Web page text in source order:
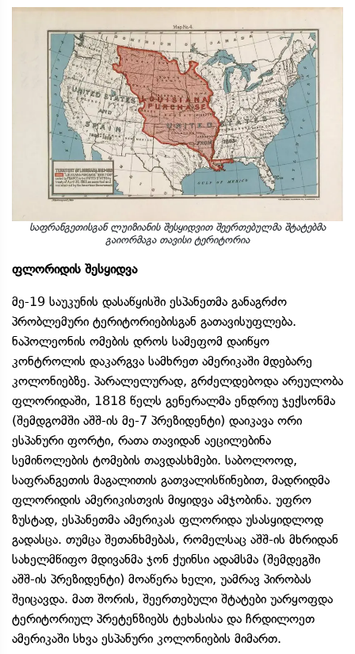
საფრანგეთისგან ლუიზიანის შესყიდვით შეერთებულმა შტატებმა
გაიორმაგა თავისი ტერიტორია
ფლორიდის შესყიდვა
მე-19 საუკუნის დასაწყისში ესპანეთმა განაგრძო
პრობლემური ტერიტორიებისგან გათავისუფლება.
ნაპოლეონის ომების დროს სამეფომ დაიწყო
კონტროლის დაკარგვა სამხრეთ ამერიკაში მდებარე
კოლონიებზე. პარალელურად, გრძელდებოდა არეულობა
ფლორიდაში, 1818 წელს გენერალმა ენდრიუ ჯექსონმა
(შემდგომში აშშ-ის მე-7 პრეზიდენტი) დაიკავა ორი
ესპანური ფორტი, რათა თავიდან აეცილებინა
სემინოლების ტომების თავდასხმები. საბოლოოდ,
საფრანგეთის მაგალითის გათვალისწინებით, მადრიდმა
ფლორიდის ამერიკისთვის მიყიდვა ამჯობინა. უფრო
ზუსტად, ესპანეთმა ამერიკას ფლორიდა უსასყიდლოდ
გადასცა. თუმცა შეთანხმებას, რომელსაც აშშ-ის მხრიდან
სახელმწიფო მდივანმა ჯონ ქუინსი ადამსმა (შემდეგში
აშშ-ის პრეზიდენტი) მოაწერა ხელი, უამრავ პირობას
შეიცავდა. მათ შორის, შეერთებული შტატები უარყოფდა
ტერიტორიულ პრეტენზიებს ტეხასისა და ჩრდილოეთ
ამერიკაში სხვა ესპანური კოლონიების მიმართ.